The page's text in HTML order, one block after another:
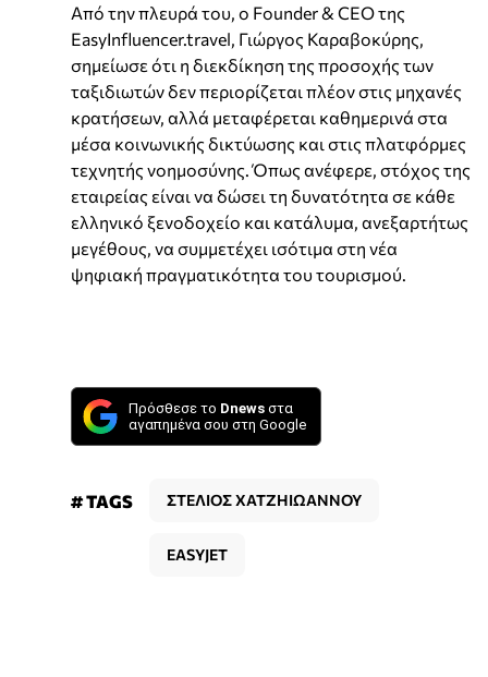
Από την πλευρά του, ο Founder & CEO της
EasyInfluencer.travel, Γιώργος Καραβοκύρης,
σημείωσε ότι η διεκδίκηση της προσοχής των
ταξιδιωτών δεν περιορίζεται πλέον στις μηχανές
κρατήσεων, αλλά μεταφέρεται καθημερινά στα
μέσα κοινωνικής δικτύωσης και στις πλατφόρμες
τεχνητής νοημοσύνης. Όπως ανέφερε, στόχος της
εταιρείας είναι να δώσει τη δυνατότητα σε κάθε
ελληνικό ξενοδοχείο και κατάλυμα, ανεξαρτήτως
μεγέθους, να συμμετέχει ισότιμα στη νέα
ψηφιακή πραγματικότητα του τουρισμού.
Πρόσθεσε το Dnews στα
αγαπημένα σου στη Google
# TAGS ΣΤΕΛΙΟΣ ΧΑΤΖΗΙΩΑΝΝΟΥ
EASYJET